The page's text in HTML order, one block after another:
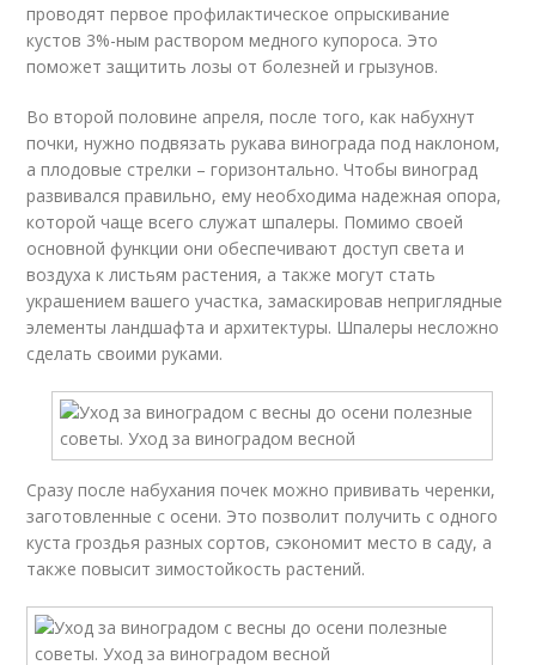
проводят первое профилактическое опрыскивание
кустов 3%-ным раствором медного купороса. Это
поможет защитить лозы от болезней и грызунов.
Во второй половине апреля, после того, как набухнут
почки, нужно подвязать рукава винограда под наклоном,
а плодовые стрелки – горизонтально. Чтобы виноград
развивался правильно, ему необходима надежная опора,
которой чаще всего служат шпалеры. Помимо своей
основной функции они обеспечивают доступ света и
воздуха к листьям растения, а также могут стать
украшением вашего участка, замаскировав неприглядные
элементы ландшафта и архитектуры. Шпалеры несложно
сделать своими руками.
Сразу после набухания почек можно прививать черенки,
заготовленные с осени. Это позволит получить с одного
куста гроздья разных сортов, сэкономит место в саду, а
также повысит зимостойкость растений.